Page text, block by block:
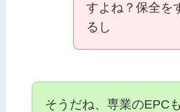
すよね？保全を
るし
そうだね、専業のEPC